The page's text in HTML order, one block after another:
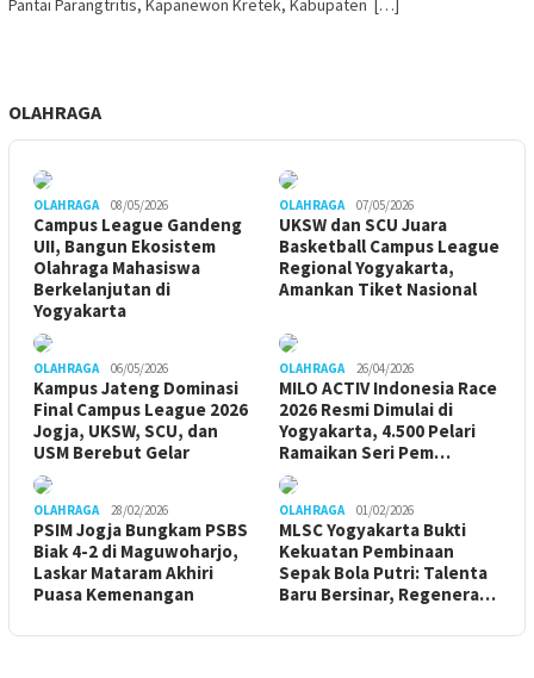
Pantai Parangtritis, Kapanewon Kretek, Kabupaten […]
OLAHRAGA
OLAHRAGA 08/05/2026
Campus League Gandeng
UII, Bangun Ekosistem
Olahraga Mahasiswa
Berkelanjutan di
Yogyakarta
OLAHRAGA 07/05/2026
UKSW dan SCU Juara
Basketball Campus League
Regional Yogyakarta,
Amankan Tiket Nasional
OLAHRAGA 06/05/2026
Kampus Jateng Dominasi
Final Campus League 2026
Jogja, UKSW, SCU, dan
USM Berebut Gelar
OLAHRAGA 26/04/2026
MILO ACTIV Indonesia Race
2026 Resmi Dimulai di
Yogyakarta, 4.500 Pelari
Ramaikan Seri Pem…
OLAHRAGA 28/02/2026
PSIM Jogja Bungkam PSBS
Biak 4-2 di Maguwoharjo,
Laskar Mataram Akhiri
Puasa Kemenangan
OLAHRAGA 01/02/2026
MLSC Yogyakarta Bukti
Kekuatan Pembinaan
Sepak Bola Putri: Talenta
Baru Bersinar, Regenera…